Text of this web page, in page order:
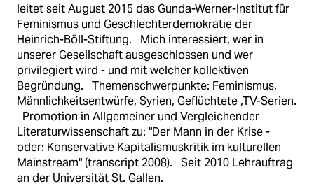
leitet seit August 2015 das Gunda-Werner-Institut für
Feminismus und Geschlechterdemokratie der
Heinrich-Böll-Stiftung. Mich interessiert, wer in
unserer Gesellschaft ausgeschlossen und wer
privilegiert wird - und mit welcher kollektiven
Begründung. Themenschwerpunkte: Feminismus,
Männlichkeitsentwürfe, Syrien, Geflüchtete ,TV-Serien.
Promotion in Allgemeiner und Vergleichender
Literaturwissenschaft zu: "Der Mann in der Krise -
oder: Konservative Kapitalismuskritik im kulturellen
Mainstream" (transcript 2008). Seit 2010 Lehrauftrag
an der Universität St. Gallen.